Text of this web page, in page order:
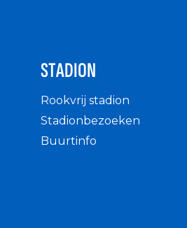
STADION
Rookvrij stadion
Stadionbezoeken
Buurtinfo